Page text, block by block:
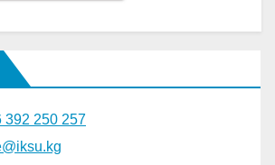
392 250 257